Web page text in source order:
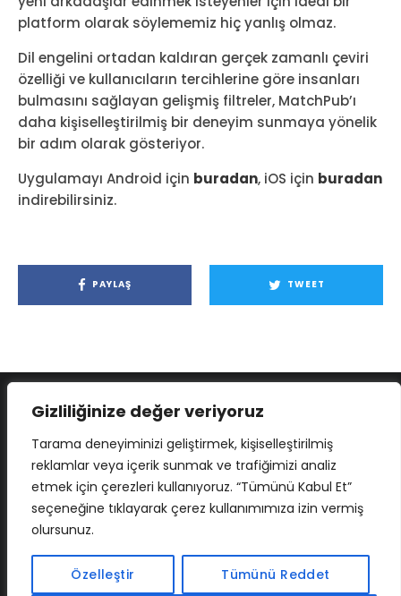
Gizliliğinize değer veriyoruz
Tarama deneyiminizi geliştirmek, kişiselleştirilmiş
reklamlar veya içerik sunmak ve trafiğimizi analiz
etmek için çerezleri kullanıyoruz. “Tümünü Kabul Et”
seçeneğine tıklayarak çerez kullanımımıza izin vermiş
olursunuz.
Özelleştir Tümünü Reddet
platform olarak söylememiz hiç yanlış olmaz.
Dil engelini ortadan kaldıran gerçek zamanlı çeviri
özelliği ve kullanıcıların tercihlerine göre insanları
bulmasını sağlayan gelişmiş filtreler, MatchPub’ı
daha kişiselleştirilmiş bir deneyim sunmaya yönelik
bir adım olarak gösteriyor.
Uygulamayı Android için buradan, iOS için buradan
indirebilirsiniz.
PAYLAŞ TWEET
İLETIŞIM BAF CADSOFTUSA MAXIMUMPCGUIDES